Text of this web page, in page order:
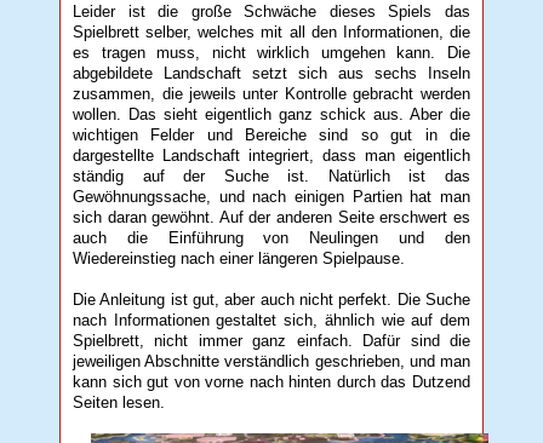
Leider ist die große Schwäche dieses Spiels das
Spielbrett selber, welches mit all den Informationen, die
es tragen muss, nicht wirklich umgehen kann. Die
abgebildete Landschaft setzt sich aus sechs Inseln
zusammen, die jeweils unter Kontrolle gebracht werden
wollen. Das sieht eigentlich ganz schick aus. Aber die
wichtigen Felder und Bereiche sind so gut in die
dargestellte Landschaft integriert, dass man eigentlich
ständig auf der Suche ist. Natürlich ist das
Gewöhnungssache, und nach einigen Partien hat man
sich daran gewöhnt. Auf der anderen Seite erschwert es
auch die Einführung von Neulingen und den
Wiedereinstieg nach einer längeren Spielpause.
Die Anleitung ist gut, aber auch nicht perfekt. Die Suche
nach Informationen gestaltet sich, ähnlich wie auf dem
Spielbrett, nicht immer ganz einfach. Dafür sind die
jeweiligen Abschnitte verständlich geschrieben, und man
kann sich gut von vorne nach hinten durch das Dutzend
Seiten lesen.